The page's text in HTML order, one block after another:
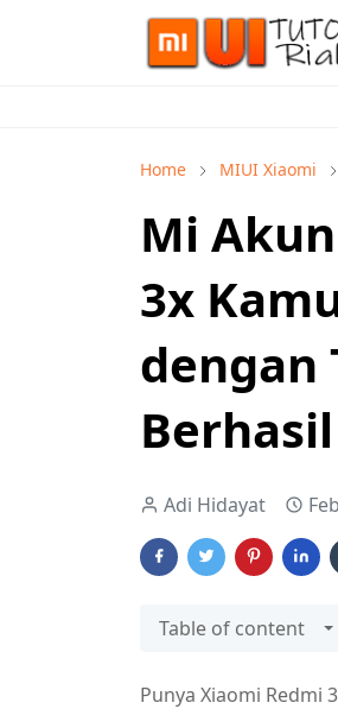
Home MIUI Xiaomi
Mi
3x
dengan
Berhasil
Adi Hidayat
Table of content
Punya Xiaomi Redmi